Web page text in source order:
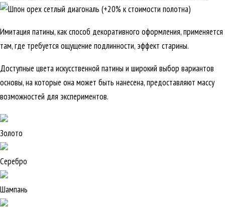
Имитация патины, как способ декоративного оформления, применяется
там, где требуется ощущение подлинности, эффект старины.
Доступные цвета искусственной патины и широкий выбор вариантов
основы, на которые она может быть нанесена, предоставляют массу
возможностей для экспериментов.
Золото
Серебро
Шампань